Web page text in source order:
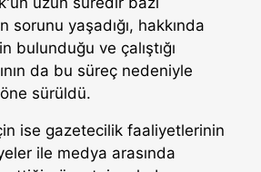
sorunu yaşadığı, hakkında
bulunduğu ve çalıştığı
da bu süreç nedeniyle
öne sürüldü.
ise gazetecilik faaliyetlerinin
ile medya arasında